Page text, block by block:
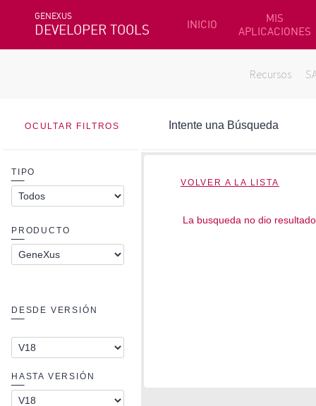
GENEXUS
DEVELOPER TOOLS INICIO
MIS
APLICACIONES
Recursos